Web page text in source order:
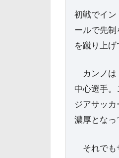
初戦でイン
ールで先
を蹴り上げ
カンノは
中心選手
ジアサッ
濃厚となっ
それでも